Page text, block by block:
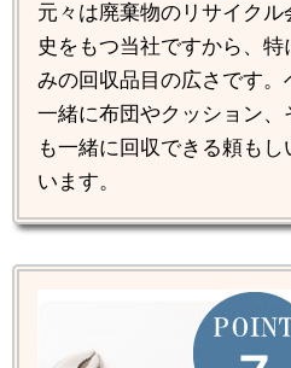
元々は廃棄物のリサイク
史をもつ当社ですから、
みの回収品目の広さです。
一緒に布団やクッション
も一緒に回収できる頼も
います。